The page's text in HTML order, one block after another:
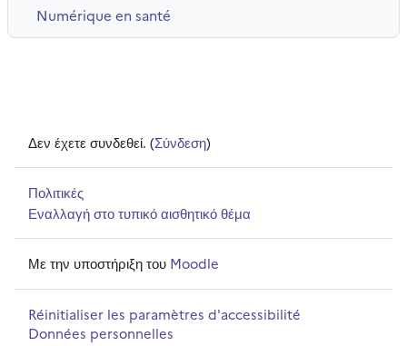
Numérique en santé
Δεν έχετε συνδεθεί. (Σύνδεση)
Πολιτικές
Εναλλαγή στο τυπικό αισθητικό θέμα
Με την υποστήριξη του Moodle
Réinitialiser les paramètres d'accessibilité
Données personnelles